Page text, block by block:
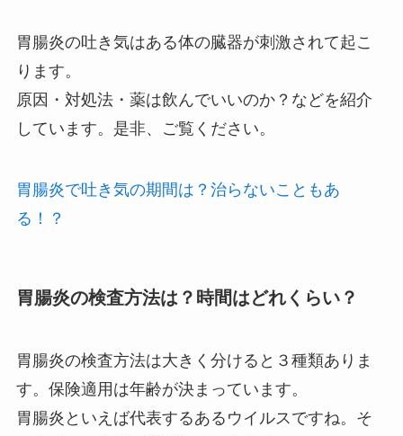
胃腸炎の吐き気はある体の臓器が刺激されて起こ
ります。
原因・対処法・薬は飲んでいいのか？などを紹介
しています。是非、ご覧ください。
胃腸炎で吐き気の期間は？治らないこともあ
る！？
胃腸炎の検査方法は？時間はどれくらい？
胃腸炎の検査方法は大きく分けると３種類ありま
す。保険適用は年齢が決まっています。
胃腸炎といえば代表するあるウイルスですね。そ